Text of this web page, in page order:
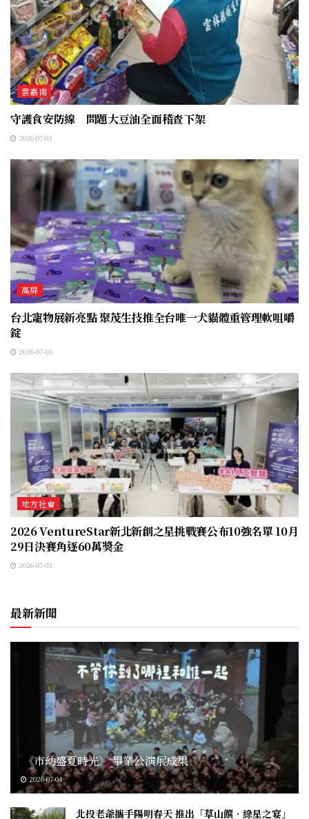
雲嘉南
守護食安防線 問題大豆油全面稽查下架
2026-07-03
高屏
台北寵物展新亮點 聚茂生技推全台唯一犬貓體重管理軟咀嚼
錠
2026-07-03
地方社會
2026 VentureStar新北新創之星挑戰賽公布10強名單 10月
29日決賽角逐60萬獎金
2026-07-03
最新新聞
《市幼盛夏時光》 畢業公演展成果
2026-07-04
北投老爺攜手陽明春天 推出「草山饌．綠星之宴」